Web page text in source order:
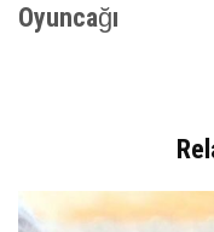
Oyuncağı